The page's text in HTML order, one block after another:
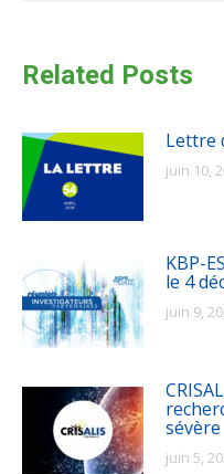
Related Posts
Lettre
juin 10,
KBP-
le 4
juin 9,
sévère
juin 5,